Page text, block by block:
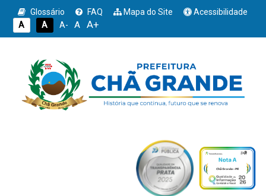
Glossário FAQ Mapa do Site
Acessibilidade
A
A A- A A+